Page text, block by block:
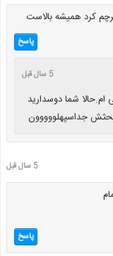
کرد همیشه بالاست
پاسخ
5 سال قبل
شما دوسدارید
بحثش جداسپهلووووون
5 سال قبل
پاسخ